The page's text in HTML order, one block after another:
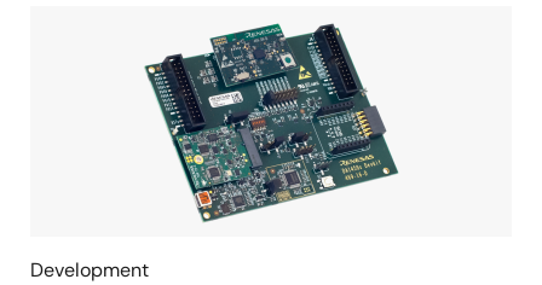
Development